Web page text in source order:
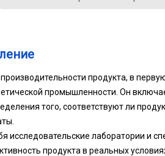
продукта, в
промышленности. Он
того, соответствуют ли
исследовательские лаборатории и
продукта в реальных